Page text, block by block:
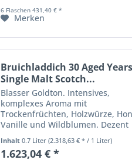
6 Flaschen 431,40 € *
Merken
Bruichladdich 30 Aged Years
Single Malt Scotch...
Blasser Goldton. Intensives,
komplexes Aroma mit
Trockenfrüchten, Holzwürze,
Vanille und Wildblumen. Dezent
nussig und salzig. Am Gaumen
ausgewogen. Langer Abgang mit
Noten von Vanille und Kokos.
Inhalt 0.7 Liter (2.318,63 € * / 1 Liter)
1.623,04 € *